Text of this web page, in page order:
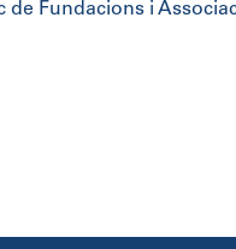
de Fundacions i